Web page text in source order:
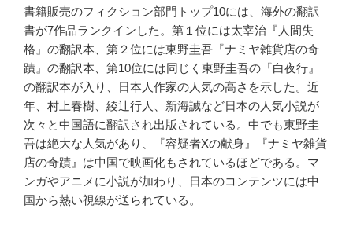
書籍販売のフィクション部門トップ10には、海外の翻訳
書が7作品ランクインした。第１位には太宰治『人間失
格』の翻訳本、第２位には東野圭吾『ナミヤ雑貨店の奇
蹟』の翻訳本、第10位には同じく東野圭吾の『白夜行』
の翻訳本が入り、日本人作家の人気の高さを示した。近
年、村上春樹、綾辻行人、新海誠など日本の人気小説が
次々と中国語に翻訳され出版されている。中でも東野圭
吾は絶大な人気があり、『容疑者Xの献身』『ナミヤ雑貨
店の奇蹟』は中国で映画化もされているほどである。マ
ンガやアニメに小説が加わり、日本のコンテンツには中
国から熱い視線が送られている。